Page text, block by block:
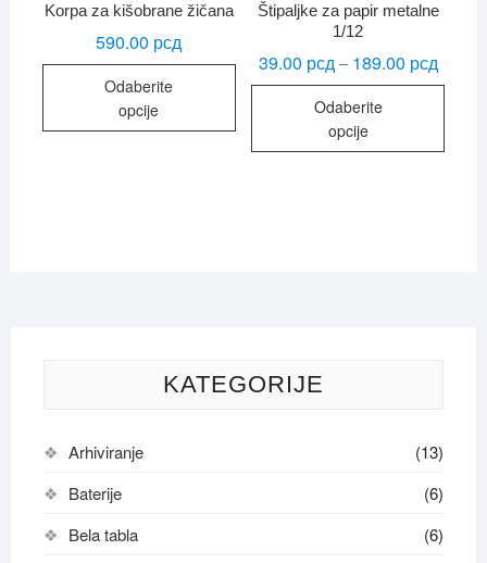
Korpa za kišobrane žičana
590.00 рсд
Odaberite
opcije
Ovaj
više
Štipaljke za papir metalne
1/12
39.00 рсд – 189.00 рсд
cena:
Odaberite
opcije
Ovaj
KATEGORIJE
Arhiviranje
(13)
Baterije
(6)
Bela tabla
(6)